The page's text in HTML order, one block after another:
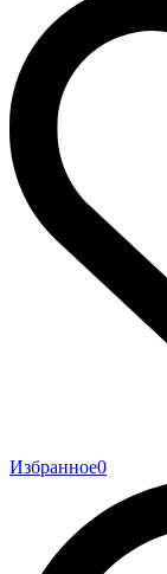
Избранное0